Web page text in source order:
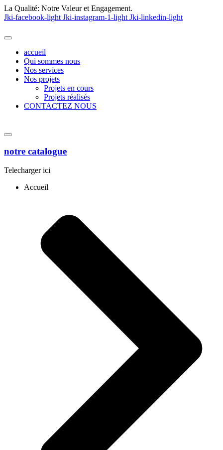
La Qualité: Notre Valeur et Engagement.
Jki-facebook-light Jki-instagram-1-light Jki-linkedin-light
accueil
Qui sommes nous
Nos services
Nos projets
Projets en cours
Projets réalisés
CONTACTEZ NOUS
notre catalogue
Telecharger ici
Accueil